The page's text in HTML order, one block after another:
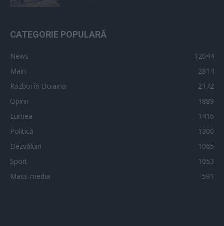
CATEGORIE POPULARĂ
News
12044
Main
2814
Război în Ucraina
2172
Opinii
1889
Lumea
1416
Politică
1300
Dezvăluiri
1065
Sport
1053
Mass-media
591